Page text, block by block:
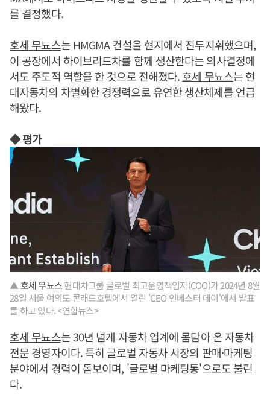
를 결정했다.
호세 무뇨스는 HMGMA 건설을 현지에서 진두지휘했으며,
이 공장에서 하이브리드차를 함께 생산한다는 의사결정에
서도 주도적 역할을 한 것으로 전해졌다.호세 무뇨스는 현
대자동차의 차별화한 경쟁력으로 유연한 생산체제를 언급
해왔다.
◆ 평가
▲ 호세 무뇨스현대차그룹 글로벌 최고운영책임자(COO)가 2024년 8월
28일 서울 여의도 콘래드호텔에서 열린 'CEO 인베스터 데이'에서 발표
를 하고 있다. <연합뉴스>
호세 무뇨스는 30년 넘게 자동차 업계에 몸담아 온 자동차
전문 경영자이다. 특히 글로벌 자동차 시장의 판매·마케팅
분야에서 경력이 돋보이며, '글로벌 마케팅통'으로도 불린
다.